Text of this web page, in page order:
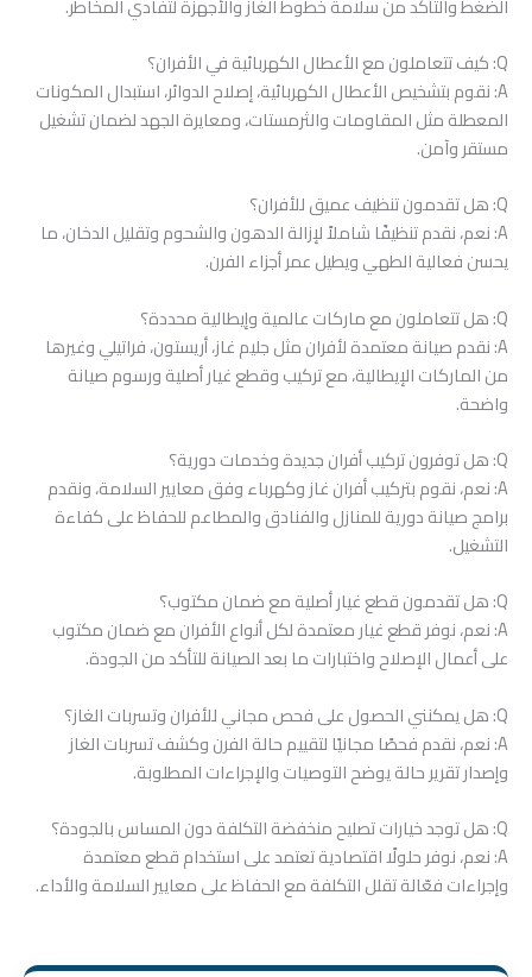
Q: كيف تتعاملون مع الأعطال الكهربائية في الأفران؟
A: نقوم بتشخيص الأعطال الكهربائية، إصلاح الدوائر، استبدال المكونات
المعطلة مثل المقاومات والثرمستات، ومعايرة الجهد لضمان تشغيل
مستقر وآمن.
Q: هل تقدمون تنظيف عميق للأفران؟
A: نعم، نقدم تنظيفًا شاملاً لإزالة الدهون والشحوم وتقليل الدخان، ما
يحسن فعالية الطهي ويطيل عمر أجزاء الفرن.
Q: هل تتعاملون مع ماركات عالمية وإيطالية محددة؟
A: نقدم صيانة معتمدة لأفران مثل جليم غاز، أريستون، فراتيلي وغيرها
من الماركات الإيطالية، مع تركيب وقطع غيار أصلية ورسوم صيانة
واضحة.
Q: هل توفرون تركيب أفران جديدة وخدمات دورية؟
A: نعم، نقوم بتركيب أفران غاز وكهرباء وفق معايير السلامة، ونقدم
برامج صيانة دورية للمنازل والفنادق والمطاعم للحفاظ على كفاءة
التشغيل.
Q: هل تقدمون قطع غيار أصلية مع ضمان مكتوب؟
A: نعم، نوفر قطع غيار معتمدة لكل أنواع الأفران مع ضمان مكتوب
على أعمال الإصلاح واختبارات ما بعد الصيانة للتأكد من الجودة.
Q: هل يمكنني الحصول على فحص مجاني للأفران وتسربات الغاز؟
A: نعم، نقدم فحصًا مجانيًا لتقييم حالة الفرن وكشف تسربات الغاز
وإصدار تقرير حالة يوضح التوصيات والإجراءات المطلوبة.
Q: هل توجد خيارات تصليح منخفضة التكلفة دون المساس بالجودة؟
A: نعم، نوفر حلولًا اقتصادية تعتمد على استخدام قطع معتمدة
وإجراءات فعّالة تقلل التكلفة مع الحفاظ على معايير السلامة والأداء.